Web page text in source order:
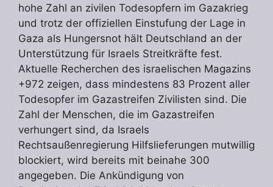
hohe Zahl an zivilen Todesopfern im Gazakrieg
und trotz der offiziellen Einstufung der Lage in
Gaza als Hungersnot hält Deutschland an der
Unterstützung für Israels Streitkräfte fest.
Aktuelle Recherchen des israelischen Magazins
+972 zeigen, dass mindestens 83 Prozent aller
Todesopfer im Gazastreifen Zivilisten sind. Die
Zahl der Menschen, die im Gazastreifen
verhungert sind, da Israels
Rechtsaußenregierung Hilfslieferungen mutwillig
blockiert, wird bereits mit beinahe 300
angegeben. Die Ankündigung von